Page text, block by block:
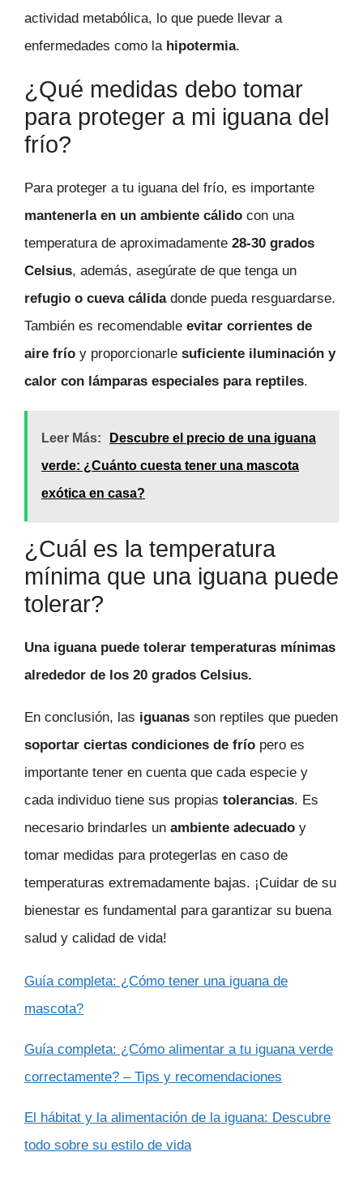
actividad metabólica, lo que puede llevar a
enfermedades como la hipotermia.
¿Qué medidas debo tomar
para proteger a mi iguana del
frío?
Para proteger a tu iguana del frío, es importante
mantenerla en un ambiente cálido con una
temperatura de aproximadamente 28-30 grados
Celsius, además, asegúrate de que tenga un
refugio o cueva cálidadonde pueda resguardarse.
También es recomendable evitar corrientes de
aire frío y proporcionarle suficiente iluminación y
calor con lámparas especiales para reptiles.
Leer Más:
Descubre el precio de una iguana
verde: ¿Cuánto cuesta tener una mascota
exótica en casa?
¿Cuál es la temperatura
mínima que una iguana puede
tolerar?
Una iguana puede tolerar temperaturas mínimas
alrededor de los 20 grados Celsius.
En conclusión, las iguanas son reptiles que pueden
soportar ciertas condiciones de frío pero es
importante tener en cuenta que cada especie y
cada individuo tiene sus propias tolerancias. Es
necesario brindarles un ambiente adecuado y
tomar medidas para protegerlas en caso de
temperaturas extremadamente bajas. ¡Cuidar de su
bienestar es fundamental para garantizar su buena
salud y calidad de vida!
Guía completa: ¿Cómo tener una iguana de
mascota?
Guía completa: ¿Cómo alimentar a tu iguana verde
correctamente? – Tips y recomendaciones
El hábitat y la alimentación de la iguana: Descubre
todo sobre su estilo de vida